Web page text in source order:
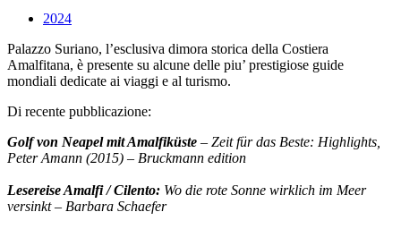
2024
Palazzo Suriano, l’esclusiva dimora storica della Costiera
Amalfitana, è presente su alcune delle piu’ prestigiose guide
mondiali dedicate ai viaggi e al turismo.
Di recente pubblicazione:
Golf von Neapel mit Amalfiküste – Zeit für das Beste: Highlights,
Peter Amann (2015) – Bruckmann edition
Lesereise Amalfi / Cilento: Wo die rote Sonne wirklich im Meer
versinkt – Barbara Schaefer